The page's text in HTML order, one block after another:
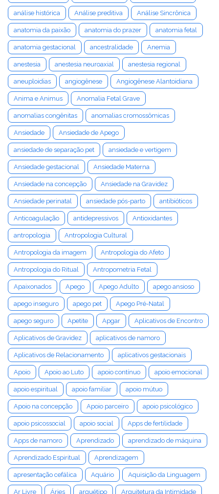
análise histórica Análise preditiva Análise Sincrônica
anatomia da paixão anatomia do prazer anatomia fetal
anatomia gestacional ancestralidade Anemia
anestesia anestesia neuroaxial anestesia regional
aneuploidias angiogênese Angiogênese Alantoidiana
Anima e Animus Anomalia Fetal Grave
anomalias congênitas anomalias cromossômicas
Ansiedade Ansiedade de Apego
ansiedade de separação pet ansiedade e vertigem
Ansiedade gestacional Ansiedade Materna
Ansiedade na concepção Ansiedade na Gravidez
Ansiedade perinatal ansiedade pós-parto antibióticos
Anticoagulação antidepressivos Antioxidantes
antropologia Antropologia Cultural
Antropologia da imagem Antropologia do Afeto
Antropologia do Ritual Antropometria Fetal
Apaixonados Apego Apego Adulto apego ansioso
apego inseguro apego pet Apego Pré-Natal
apego seguro Apetite Apgar Aplicativos de Encontro
Aplicativos de Gravidez aplicativos de namoro
Aplicativos de Relacionamento aplicativos gestacionais
Apoio Apoio ao Luto apoio contínuo apoio emocional
apoio espiritual apoio familiar apoio mútuo
Apoio na concepção Apoio parceiro apoio psicológico
apoio psicossocial apoio social Apps de fertilidade
Apps de namoro Aprendizado aprendizado de máquina
Aprendizado Espiritual Aprendizagem
apresentação cefálica Aquário Aquisição da Linguagem
Ar Livre Áries arquétipo Arquitetura da Intimidade